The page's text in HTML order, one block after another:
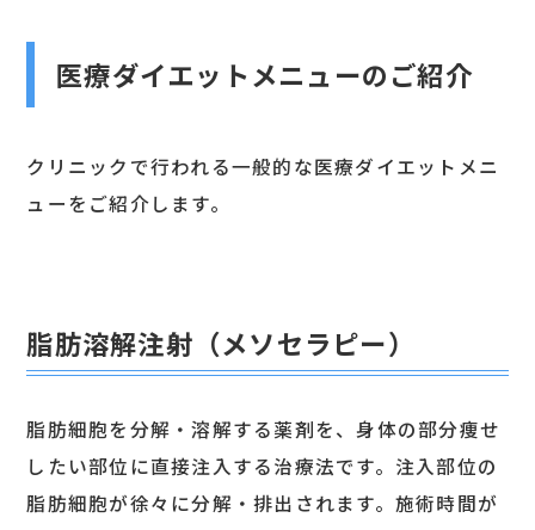
医療ダイエットメニューのご紹介
クリニックで行われる一般的な医療ダイエットメニ
ューをご紹介します。
脂肪溶解注射（メソセラピー）
脂肪細胞を分解・溶解する薬剤を、身体の部分痩せ
したい部位に直接注入する治療法です。注入部位の
脂肪細胞が徐々に分解・排出されます。施術時間が